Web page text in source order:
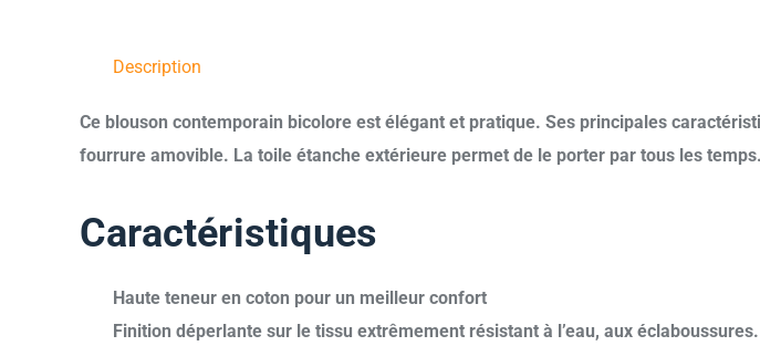
Description
Ce blouson contemporain bicolore est élégant et pratique. Ses principales
fourrure amovible. La toile étanche extérieure permet de le porter par tous les temps.
Caractéristiques
Haute teneur en coton pour un meilleur confort
Finition déperlante sur le tissu extrêmement résistant à l’eau, aux éclaboussures.